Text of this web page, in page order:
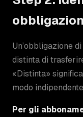
Un’obbligazione
distinta di
«Distinta»
modo
Per gli